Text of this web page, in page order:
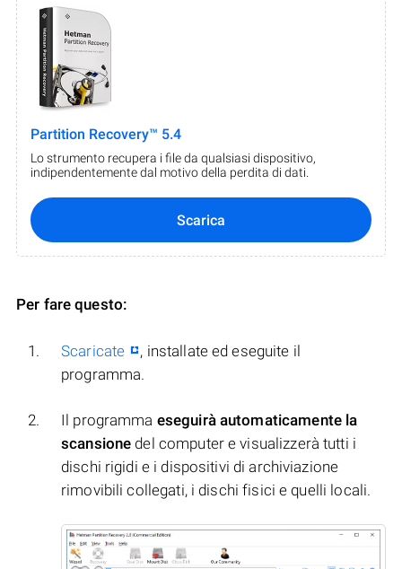
Partition Recovery™ 5.4
Lo strumento recupera i file da qualsiasi dispositivo,
indipendentemente dal motivo della perdita di dati.
Scarica
Per fare questo:
Scaricate
, installate ed eseguite il
programma.
Il programma eseguirà automaticamente la
scansione del computer e visualizzerà tutti i
dischi rigidi e i dispositivi di archiviazione
rimovibili collegati, i dischi fisici e quelli locali.